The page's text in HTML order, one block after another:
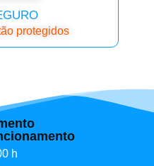
protegidos
h